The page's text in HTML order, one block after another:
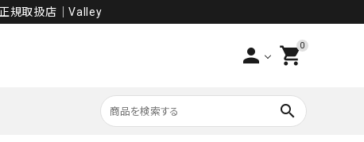
正規取扱店│Valley
person 0
shopping_cart
search